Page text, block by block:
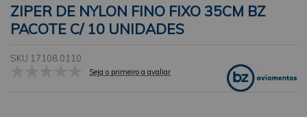
ZIPER DE NYLON FINO FIXO 35CM BZ
PACOTE C/ 10 UNIDADES
SKU 17108.0110
Seja o primeiro a avaliar